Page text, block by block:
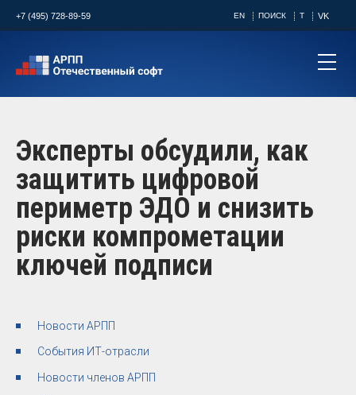
+7 (495) 728-89-59 EN ПОИСК T VK
Эксперты обсудили, как
защитить цифровой
периметр ЭДО и снизить
риски компрометации
ключей подписи ​
Новости АРПП
События ИТ-отрасли
Новости членов АРПП